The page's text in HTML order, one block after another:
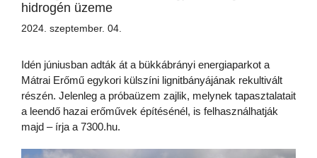
hidrogén üzeme
2024. szeptember. 04.
Idén júniusban adták át a bükkábrányi energiaparkot a
Mátrai Erőmű egykori külszíni lignitbányájának rekultivált
részén. Jelenleg a próbaüzem zajlik, melynek tapasztalatait
a leendő hazai erőművek építésénél, is felhasználhatják
majd – írja a 7300.hu.